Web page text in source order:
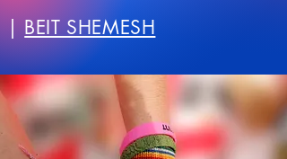
|BEIT SHEMESH